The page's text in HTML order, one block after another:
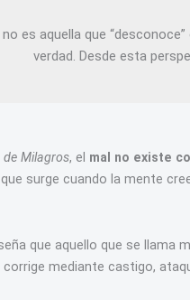
es aquella que
verdad. Desde esta
de Milagros, el mal no existe
surge cuando la mente
que aquello que se llama
mediante castigo,